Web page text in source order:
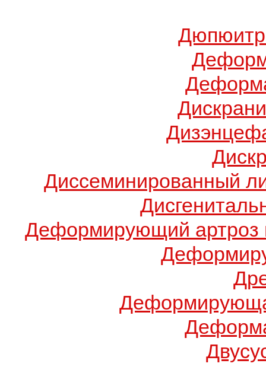
Диссеминированный
Деформирующий артроз